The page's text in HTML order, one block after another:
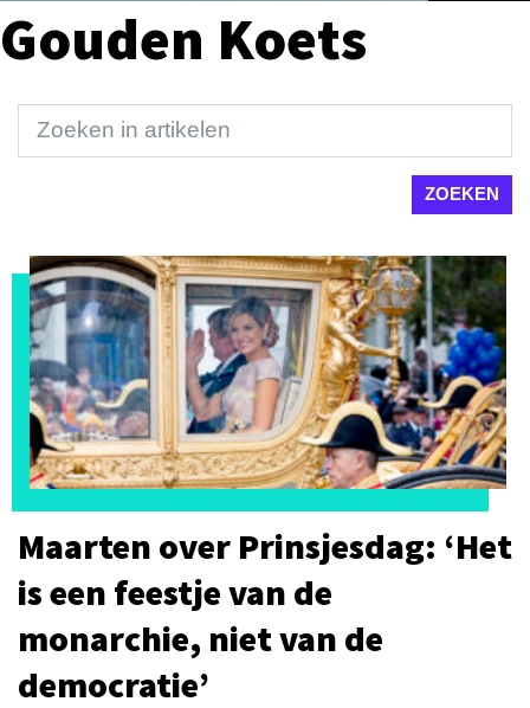
Gouden Koets
Maarten over Prinsjesdag: ‘Het
is een feestje van de
monarchie, niet van de
democratie’